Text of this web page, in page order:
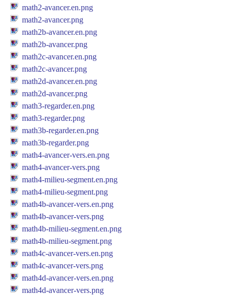
math2-avancer.en.png
math2-avancer.png
math2b-avancer.en.png
math2b-avancer.png
math2c-avancer.en.png
math2c-avancer.png
math2d-avancer.en.png
math2d-avancer.png
math3-regarder.en.png
math3-regarder.png
math3b-regarder.en.png
math3b-regarder.png
math4-avancer-vers.en.png
math4-avancer-vers.png
math4-milieu-segment.en.png
math4-milieu-segment.png
math4b-avancer-vers.en.png
math4b-avancer-vers.png
math4b-milieu-segment.en.png
math4b-milieu-segment.png
math4c-avancer-vers.en.png
math4c-avancer-vers.png
math4d-avancer-vers.en.png
math4d-avancer-vers.png